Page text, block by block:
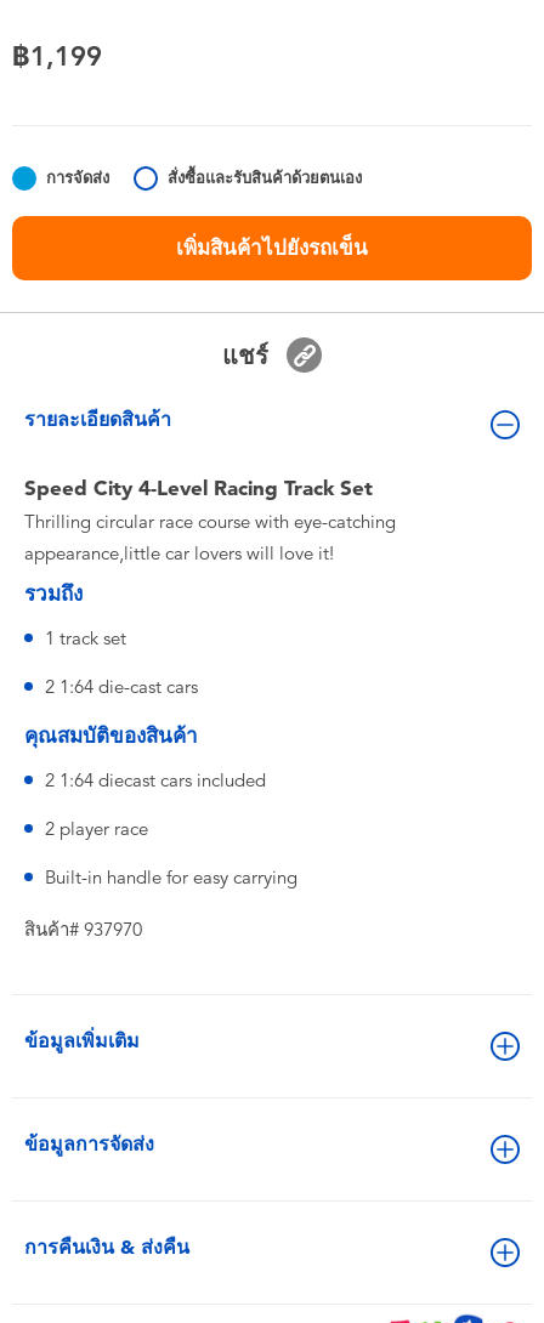
ไอเทมฤดูร้อน
แบตเตอรี่
Nintendo Switch
฿1,199
การจัดส่ง สั่งซื้อและรับสินค้าด้วยตนเอง
เพิ่มสินค้าไปยังรถเข็น
แชร์
รายละเอียดสินค้า
Speed City 4-Level Racing Track Set
Thrilling circular race course with eye-catching
appearance,little car lovers will love it!
รวมถึง
1 track set
2 1:64 die-cast cars
คุณสมบัติของสินค้า
2 1:64 diecast cars included
2 player race
Built-in handle for easy carrying
สินค้า# 937970
ข้อมูลเพิ่มเติม
ข้อมูลการจัดส่ง
การคืนเงิน & ส่งคืน